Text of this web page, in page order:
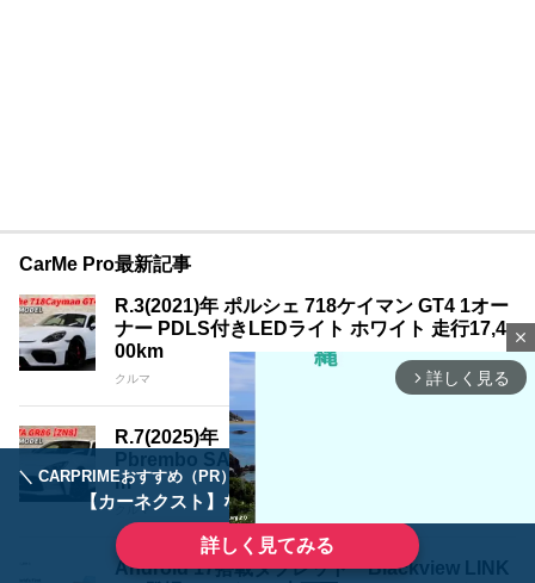
＼ CARPRIMEおすすめ（PR） ／
【カーネクスト】ならどんなクルマも高価買取
詳しく見てみる
CarMe Pro最新記事
R.3(2021)年 ポルシェ 718ケイマン GT4 1オー
ナー PDLS付きLEDライト ホワイト 走行17,4
00km
クルマ
R.7(2025)年 トヨタ GR86 2.4 RZ 1オーナー O
Pbrembo SACHS パールホワイト 走行3,200k
m
クルマ
Android 17搭載タブレット「Blackview LINK
close
arrow_forward_ios 詳しく見る